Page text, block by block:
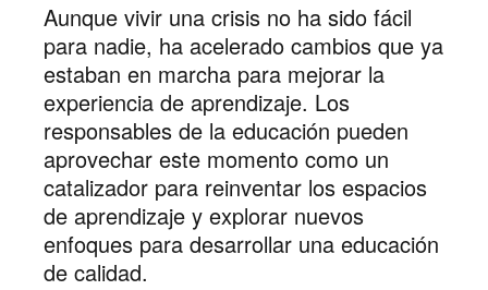
Aunque vivir una crisis no ha sido fácil
para nadie, ha acelerado cambios que ya
estaban en marcha para mejorar la
experiencia de aprendizaje. Los
responsables de la educación pueden
aprovechar este momento como un
catalizador para reinventar los espacios
de aprendizaje y explorar nuevos
enfoques para desarrollar una educación
de calidad.